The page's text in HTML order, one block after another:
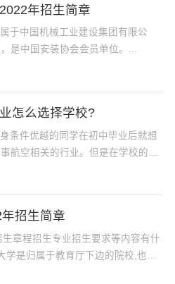
年招生简章
于中国机械工业建设集团有限公
是中国安装协会会员单位。...
怎么选择学校?
条件优越的同学在初中毕业后就想
航空相关的行业。但是在学校的选
茫。那么初中生在成都学...
招生简章
章程招生专业招生要求等内容有什
是归属于教育厅下边的院校,也是
电工程学校,许多家长也有不...